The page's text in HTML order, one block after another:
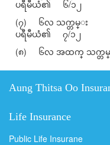
ပရီမီယံ၏ ၆/၁၂
(၇) ၆လ သက္တမ္
ပရီမီယံ၏ ၇/၁၂
(၈) ၆လ အထက္ သက္
Aung Thitsa Oo
Life Insurance
Public Life Insurane